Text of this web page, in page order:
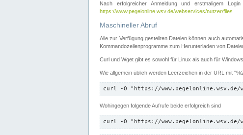
Nach erfolgreicher Anmeldung und erstmaligem
https://www.pegelonline.wsv.de/webservices/nutzer/files
Maschineller Abruf
Alle zur Verfügung gestellten Dateien können auch
Kommandozeilenprogramme zum Herunterladen von
Curl und Wget gibt es sowohl für Linux als auch für Windows.
Wie allgemein üblich werden Leerzeichen in der URL mit
curl -O "https://www.pegelonline.wsv.de/
Wohingegen folgende Aufrufe beide erfolgreich sind
curl -O "https://www.pegelonline.wsv.de/